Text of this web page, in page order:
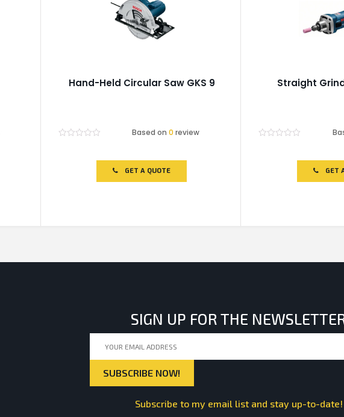
Hand-Held Circular Saw GKS 9
Based on0 review
GET A QUOTE
Straight
GET
SIGN UP FOR THE
Subscribe to my email list and stay up-to-date!